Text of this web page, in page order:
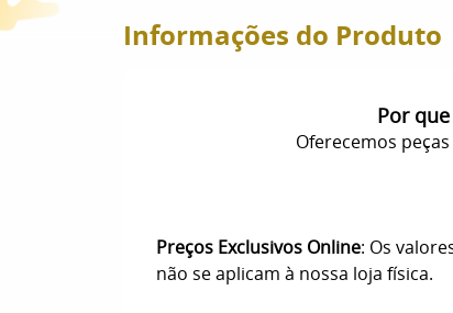
Informações do Produto
Por
Oferecemos
Preços Exclusivos Online: Os
não se aplicam à nossa loja física.